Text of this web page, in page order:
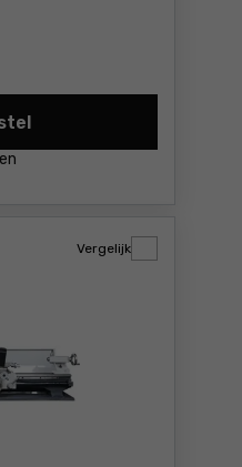
draaibank
Vergelijk